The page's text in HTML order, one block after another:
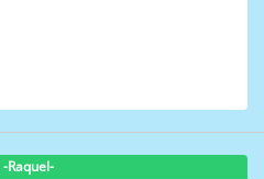
-Raquel-